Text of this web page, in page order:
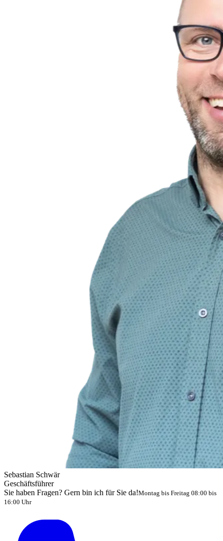
Sebastian Schwär
Geschäftsführer
Sie haben Fragen? Gern bin ich für Sie da!Montag bis Freitag 08:00 bis
16:00 Uhr